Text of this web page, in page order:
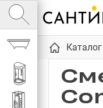
Ванны
Душевые
Душевые
Каталог